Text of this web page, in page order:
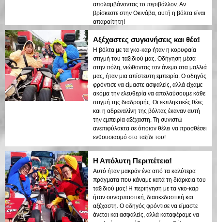
απολαμβάνοντας το περιβάλλον. Αν
βρίσκεστε στην Οκινάβα, αυτή η βόλτα είναι
απαραίτητη!
Αξέχαστες συγκινήσεις και θέα!
Η βόλτα με τα γκο-καρ ήταν η κορυφαία
στιγμή του ταξιδιού μας. Οδήγηση μέσα
στην πόλη, νιώθοντας τον άνεμο στα μαλλιά
μας, ήταν μια απίστευτη εμπειρία. Ο οδηγός
φρόντισε να είμαστε ασφαλείς, αλλά είχαμε
ακόμα την ελευθερία να απολαύσουμε κάθε
στιγμή της διαδρομής. Οι εκπληκτικές θέες
και η αδρεναλίνη της βόλτας έκαναν αυτή
την εμπειρία αξέχαστη. Τη συνιστώ
ανεπιφύλακτα σε όποιον θέλει να προσθέσει
ενθουσιασμό στο ταξίδι του!
Η Απόλυτη Περιπέτεια!
Αυτό ήταν μακράν ένα από τα καλύτερα
πράγματα που κάναμε κατά τη διάρκεια του
ταξιδιού μας! Η περιήγηση με τα γκο-καρ
ήταν συναρπαστική, διασκεδαστική και
αξέχαστη. Ο οδηγός φρόντισε να είμαστε
άνετοι και ασφαλείς, αλλά καταφέραμε να